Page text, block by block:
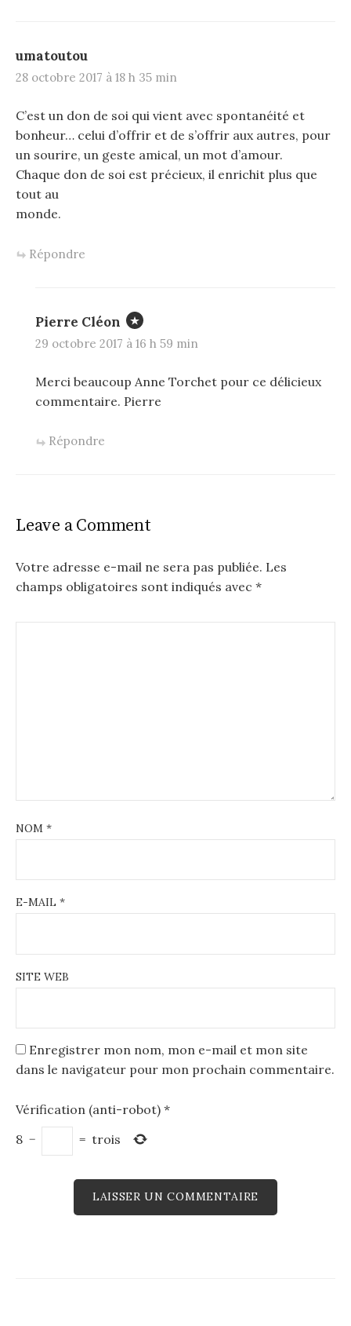
umatoutou
28 octobre 2017 à 18 h 35 min
C’est un don de soi qui vient avec spontanéité et
bonheur… celui d’offrir et de s’offrir aux autres, pour
un sourire, un geste amical, un mot d’amour.
Chaque don de soi est précieux, il enrichit plus que
tout au
monde.
Répondre
Pierre Cléon
29 octobre 2017 à 16 h 59 min
Merci beaucoup Anne Torchet pour ce délicieux
commentaire. Pierre
Répondre
Leave a Comment
Votre adresse e-mail ne sera pas publiée. Les
champs obligatoires sont indiqués avec *
NOM *
E-MAIL *
SITE WEB
Enregistrer mon nom, mon e-mail et mon site
dans le navigateur pour mon prochain commentaire.
Vérification (anti-robot) *
8 − = trois